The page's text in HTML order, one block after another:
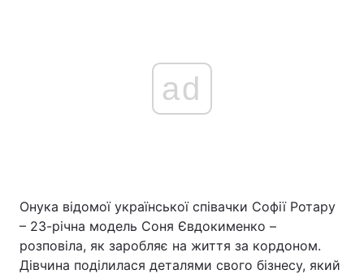
Головна Війна
Україна
ad
Онука відомої української співачки Софії Ротару
– 23-річна модель Соня Євдокименко –
розповіла, як заробляє на життя за кордоном.
Дівчина поділилася деталями свого бізнесу, який